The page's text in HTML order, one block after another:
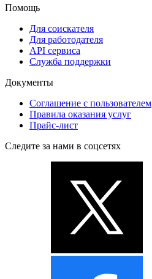
Помощь
Для соискателя
Для работодателя
API сервиса
Служба поддержки
Документы
Соглашение с пользователем
Правила оказания услуг
Прайс-лист
Следите за нами в соцсетях